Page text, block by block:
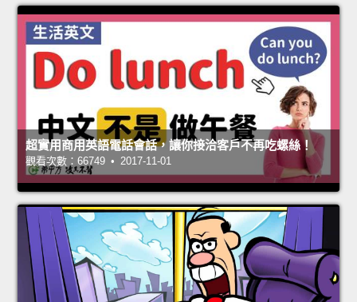
超實用商用英語電話會話，讓你接洽客戶不再吃螺絲！
觀看次數：66749 • 2017-11-01